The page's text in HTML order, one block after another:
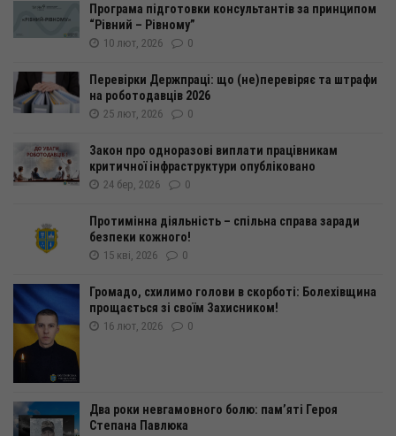
Програма підготовки консультантів за принципом
“Рівний – Рівному”
10 лют, 2026 0
Перевірки Держпраці: що (не)перевіряє та штрафи
на роботодавців 2026
25 лют, 2026 0
Закон про одноразові виплати працівникам
критичної інфраструктури опубліковано
24 бер, 2026 0
Протимінна діяльність – спільна справа заради
безпеки кожного!
15 кві, 2026 0
Громадо, схилимо голови в скорботі: Болехівщина
прощається зі своїм Захисником!
16 лют, 2026 0
Два роки невгамовного болю: пам’яті Героя
Степана Павлюка